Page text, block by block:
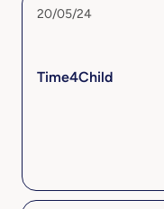
20/05/24
Time4Child